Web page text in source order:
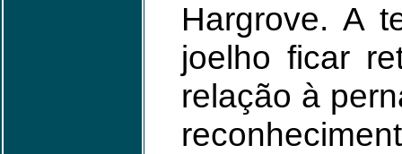
Hargrove. A
joelho ficar
relação à